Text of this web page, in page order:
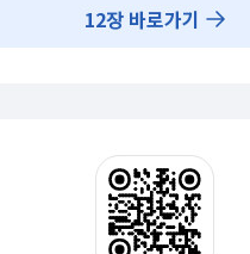
12장 바로가기